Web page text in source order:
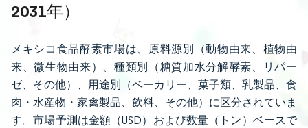
2031年）
メキシコ食品酵素市場は、原料源別（動物由来、植物由
来、微生物由来）、種類別（糖質加水分解酵素、リパー
ゼ、その他）、用途別（ベーカリー、菓子類、乳製品、食
肉・水産物・家禽製品、飲料、その他）に区分されていま
す。市場予測は金額（USD）および数量（トン）ベースで